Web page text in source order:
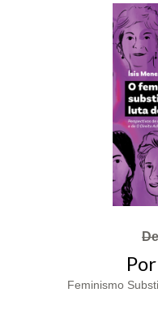
Feminismo